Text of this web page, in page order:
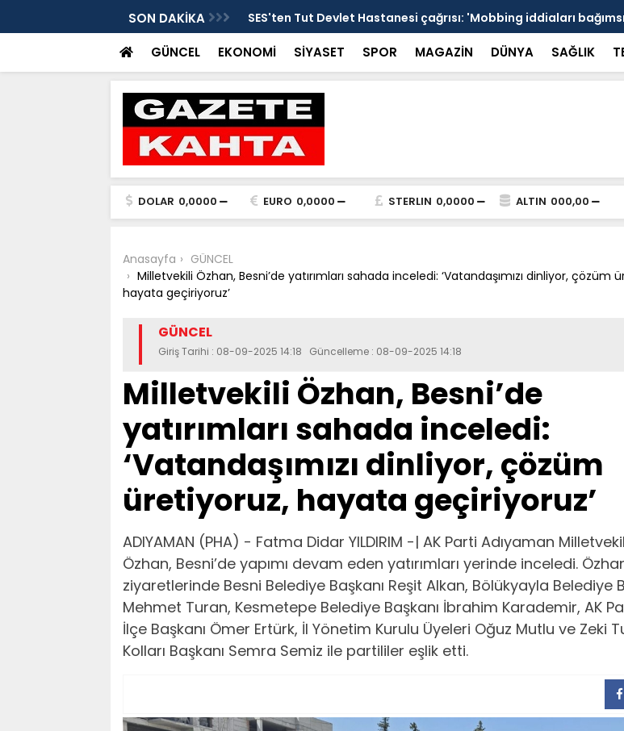
SON DAKİKA
tarafsızlık ve liyakat açıklaması
SES'ten Tut Devlet Hastanesi çağrısı: 'Mobbing iddiaları
şekilde soruşturulmalı' - Videolu Haber
GÜNCEL EKONOMİ SİYASET SPOR MAGAZİN DÜNYA SAĞLIK
DOLAR 0,0000 EURO 0,0000 STERLIN 0,0000 ALTIN 000,00
Anasayfa
GÜNCEL
Milletvekili Özhan, Besni’de yatırımları sahada inceledi: ‘Vatandaşımızı dinliyor, çözüm
hayata geçiriyoruz’
GÜNCEL
Giriş Tarihi : 08-09-2025 14:18 Güncelleme : 08-09-2025 14:18
Milletvekili Özhan, Besni’de
yatırımları sahada inceledi:
‘Vatandaşımızı dinliyor, çözüm
üretiyoruz, hayata geçiriyoruz’
ADIYAMAN (PHA) - Fatma Didar YILDIRIM -| AK Parti Adıyaman
Özhan, Besni’de yapımı devam eden yatırımları yerinde inceledi.
ziyaretlerinde Besni Belediye Başkanı Reşit Alkan, Bölükyayla Belediye
Mehmet Turan, Kesmetepe Belediye Başkanı İbrahim Karademir, AK
İlçe Başkanı Ömer Ertürk, İl Yönetim Kurulu Üyeleri Oğuz Mutlu ve Zeki
Kolları Başkanı Semra Semiz ile partililer eşlik etti.